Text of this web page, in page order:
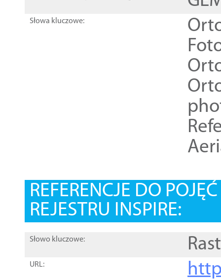
Słowa kluczowe:
REFERENCJE DO
REJESTRU INSPIRE:
Słowo kluczowe:
URL: